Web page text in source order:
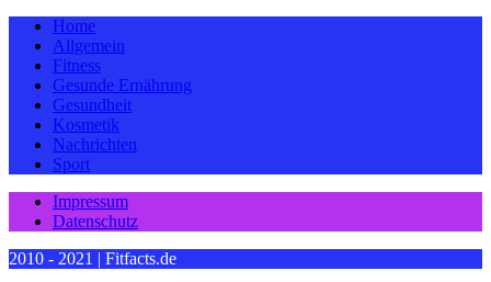
Home
Allgemein
Fitness
Gesunde Ernährung
Gesundheit
Kosmetik
Nachrichten
Sport
Impressum
Datenschutz
2010 - 2021 | Fitfacts.de